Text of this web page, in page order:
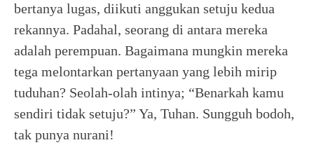
bertanya lugas, diikuti anggukan setuju kedua
rekannya. Padahal, seorang di antara mereka
adalah perempuan. Bagaimana mungkin mereka
tega melontarkan pertanyaan yang lebih mirip
tuduhan? Seolah-olah intinya; “Benarkah kamu
sendiri tidak setuju?” Ya, Tuhan. Sungguh bodoh,
tak punya nurani!